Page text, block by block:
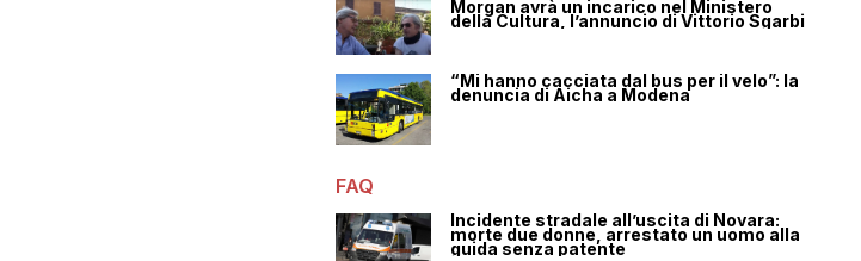
Morgan avrà un incarico nel Ministero
della Cultura, l’annuncio di Vittorio Sgarbi
“Mi hanno cacciata dal bus per il velo”: la
denuncia di Aicha a Modena
FAQ
Incidente stradale all’uscita di Novara:
morte due donne, arrestato un uomo alla
guida senza patente